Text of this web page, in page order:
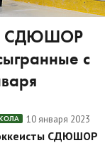
СДЮШОР
с
10 января 2023
СДЮШОР